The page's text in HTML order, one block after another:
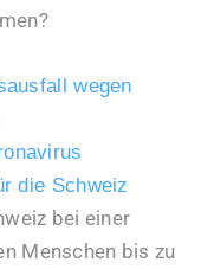
wegen
die Schweiz
bei einer
Menschen bis zu